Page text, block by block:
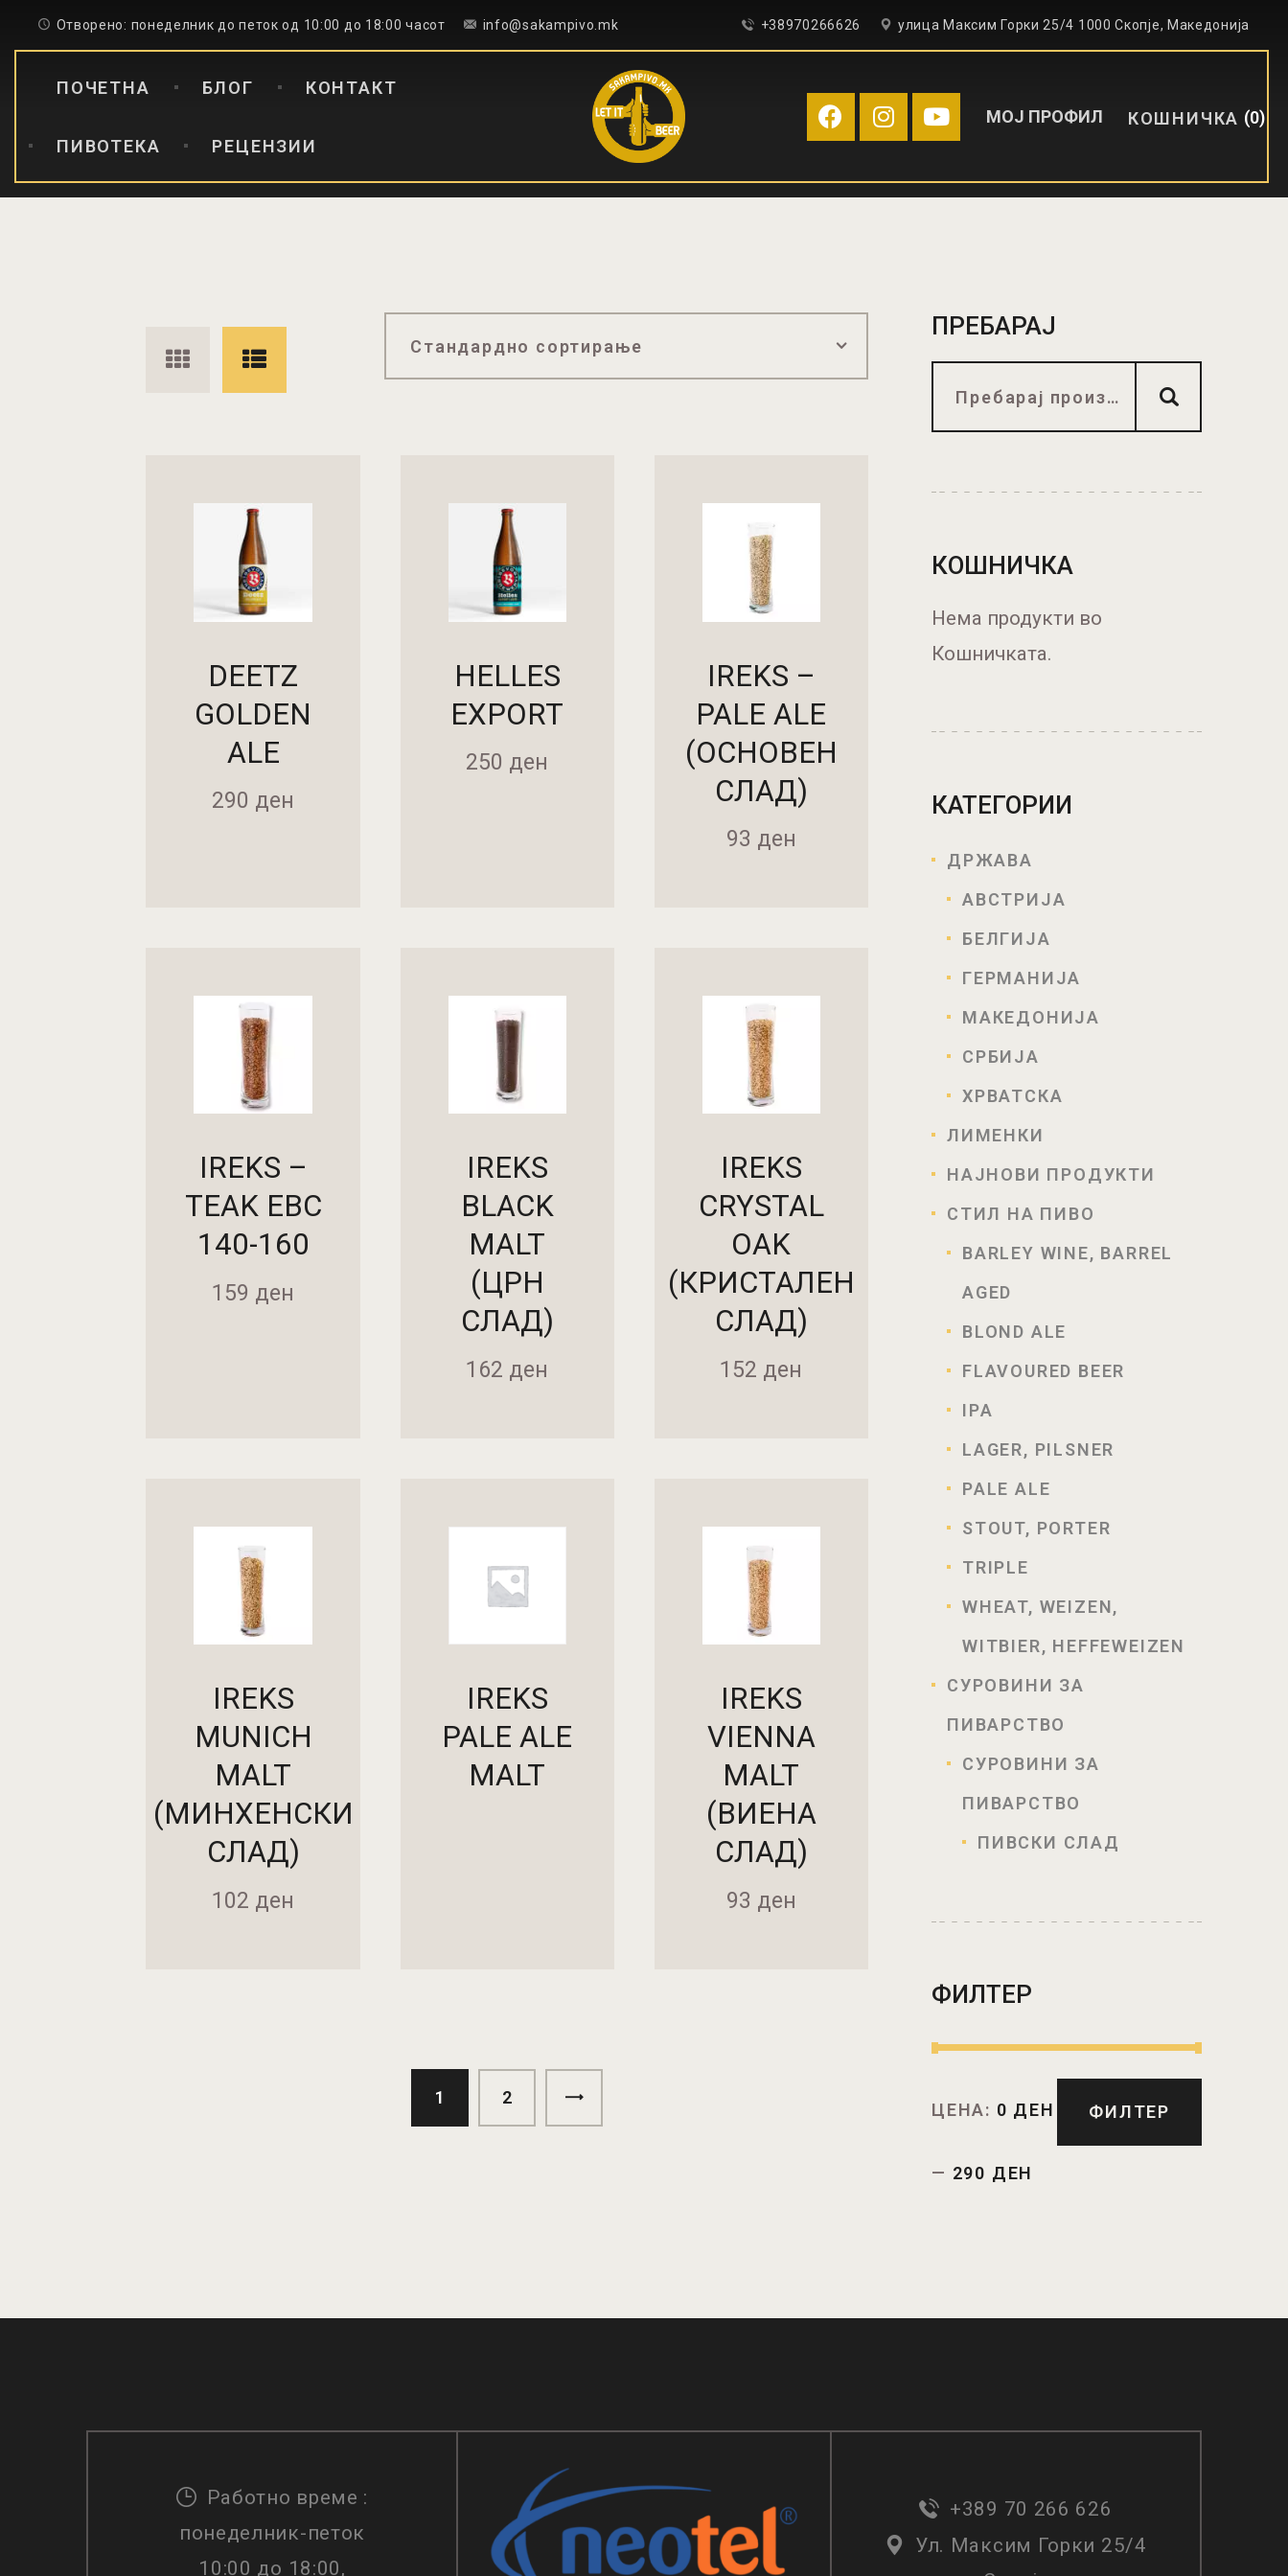
Отворено: понеделник до петок од 10:00 до 18:00 часот info@sakampivo.mk +38970266626 улица Максим Горки 25/4 1000 Скопје, Македонија
ПОЧЕТНА БЛОГ КОНТАКТ
ПИВОТЕКА РЕЦЕНЗИИ
МОЈ ПРОФИЛ КОШНИЧКА 0
ПОЧЕТНА
БЛОГ
DEETZ
GOLDEN
ALE
290 ден
ДОДАДИ ВО КОШНИЧКА
HELLES
EXPORT
250 ден
ДОДАДИ ВО КОШНИЧКА
IREKS –
PALE ALE
(ОСНОВЕН
СЛАД)
93 ден
ДОДАДИ ВО КОШНИЧКА
IREKS –
TEAK EBC
140-160
159 ден
ДОДАДИ ВО КОШНИЧКА
IREKS
BLACK
MALT
(ЦРН
СЛАД)
162 ден
IREKS
CRYSTAL
OAK
(КРИСТАЛЕН
СЛАД)
152 ден
ДОДАДИ ВО КОШНИЧКА
IREKS
MUNICH
MALT
(МИНХЕНСКИ
СЛАД)
102 ден
IREKS
PALE ALE
MALT
IREKS
VIENNA
MALT
(ВИЕНА
СЛАД)
93 ден
1 2
ПРЕБАРАЈ
КОШНИЧКА
Нема продукти во
Кошничката.
КАТЕГОРИИ
ДРЖАВА
АВСТРИЈА
БЕЛГИЈА
ГЕРМАНИЈА
МАКЕДОНИЈА
СРБИЈА
ХРВАТСКА
ЛИМЕНКИ
НАЈНОВИ ПРОДУКТИ
СТИЛ НА ПИВО
BARLEY WINE, BARREL
AGED
BLOND ALE
FLAVOURED BEER
IPA
LAGER, PILSNER
PALE ALE
STOUT, PORTER
TRIPLE
WHEAT, WEIZEN,
WITBIER, HEFFEWEIZEN
СУРОВИНИ ЗА
ПИВАРСТВО
СУРОВИНИ ЗА
ПИВАРСТВО
ПИВСКИ СЛАД
ФИЛТЕР
ФИЛТЕР
ЦЕНА: 0 ДЕН
— 290 ДЕН
Работно време :
понеделник-петок
10:00 до 18:00,
+389 70 266 626
Ул. Максим Горки 25/4